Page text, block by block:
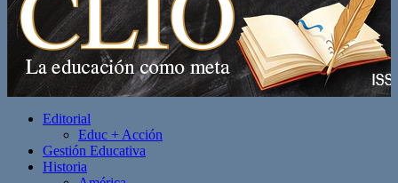
Editorial
Educ + Acción
Gestión Educativa
Historia